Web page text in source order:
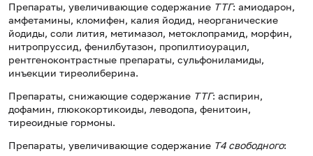
Препараты, увеличивающие содержание ТТГ: амиодарон,
амфетамины, кломифен, калия йодид, неорганические
йодиды, соли лития, метимазол, метоклопрамид, морфин,
нитропруссид, фенилбутазон, пропилтиоурацил,
рентгеноконтрастные препараты, сульфониламиды,
инъекции тиреолиберина.
Препараты, снижающие содержание ТТГ: аспирин,
дофамин, глюкокортикоиды, леводопа, фенитоин,
тиреоидные гормоны.
Препараты, увеличивающие содержание Т4 свободного: